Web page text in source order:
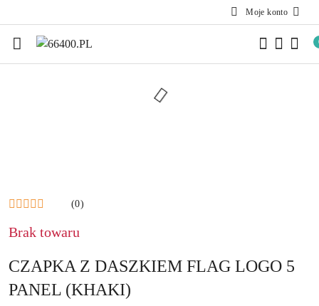
Moje konto
(0)
Brak towaru
CZAPKA Z DASZKIEM FLAG LOGO 5
PANEL (KHAKI)